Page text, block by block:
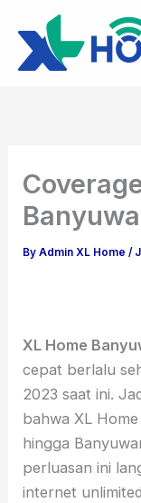
content
ByAdmin XL Home/
XL Home
cepat berlalu
2023 saat ini.
bahwa XL
hingga
perluasan ini
internet